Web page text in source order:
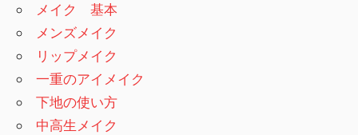
メイク 基本
メンズメイク
リップメイク
一重のアイメイク
下地の使い方
中高生メイク